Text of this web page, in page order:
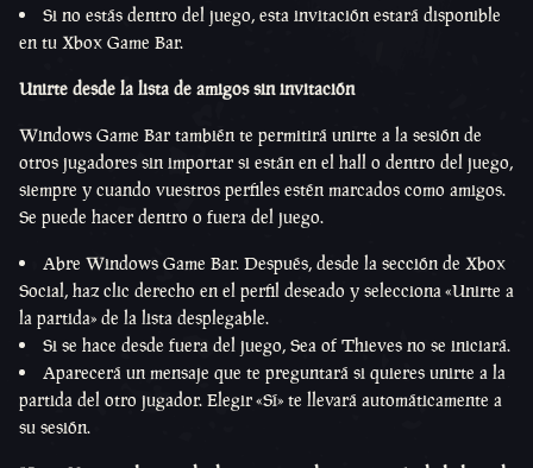
Si no estás dentro del juego, esta invitación estará disponible
en tu Xbox Game Bar.
Unirte desde la lista de amigos sin invitación
Windows Game Bar también te permitirá unirte a la sesión de
otros jugadores sin importar si están en el hall o dentro del juego,
siempre y cuando vuestros perfiles estén marcados como amigos.
Se puede hacer dentro o fuera del juego.
Abre Windows Game Bar. Después, desde la sección de Xbox
Social, haz clic derecho en el perfil deseado y selecciona «Unirte a
la partida» de la lista desplegable.
Si se hace desde fuera del juego, Sea of Thieves no se iniciará.
Aparecerá un mensaje que te preguntará si quieres unirte a la
partida del otro jugador. Elegir «Sí» te llevará automáticamente a
su sesión.